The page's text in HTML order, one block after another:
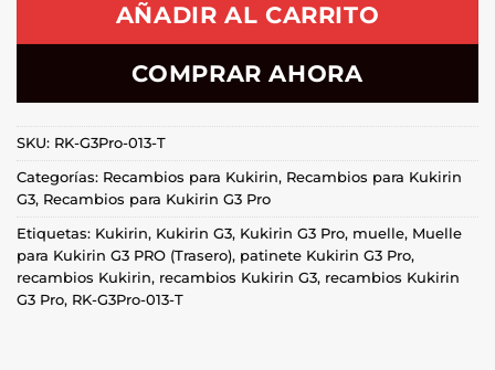
AÑADIR AL CARRITO
COMPRAR AHORA
SKU: RK-G3Pro-013-T
Categorías: Recambios para Kukirin, Recambios para Kukirin
G3, Recambios para Kukirin G3 Pro
Etiquetas: Kukirin, Kukirin G3, Kukirin G3 Pro, muelle, Muelle
para Kukirin G3 PRO (Trasero), patinete Kukirin G3 Pro,
recambios Kukirin, recambios Kukirin G3, recambios Kukirin
G3 Pro, RK-G3Pro-013-T